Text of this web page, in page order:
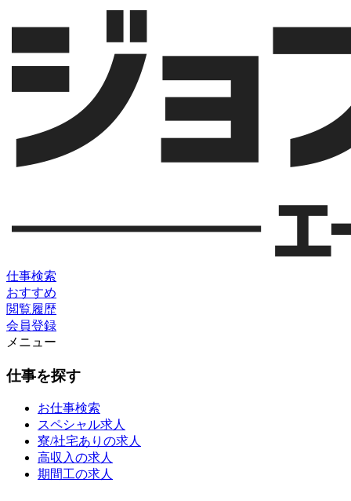
仕事検索
おすすめ
閲覧履歴
会員登録
メニュー
仕事を探す
お仕事検索
スペシャル求人
寮/社宅ありの求人
高収入の求人
期間工の求人